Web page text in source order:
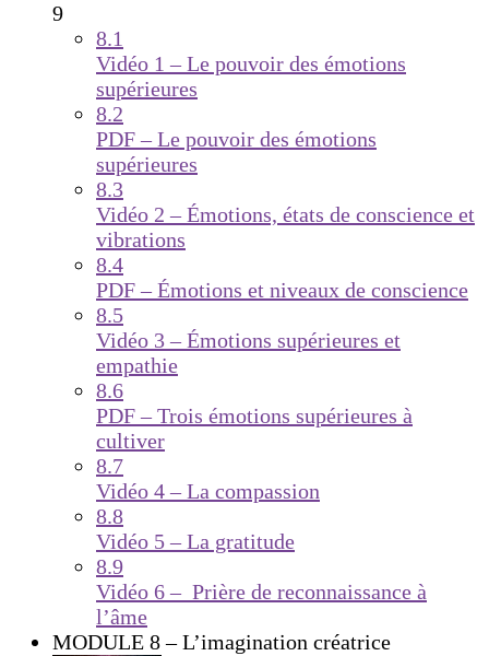
9
8.1
Vidéo 1 – Le pouvoir des émotions
supérieures
8.2
PDF – Le pouvoir des émotions
supérieures
8.3
Vidéo 2 – Émotions, états de conscience et
vibrations
8.4
PDF – Émotions et niveaux de conscience
8.5
Vidéo 3 – Émotions supérieures et
empathie
8.6
PDF – Trois émotions supérieures à
cultiver
8.7
Vidéo 4 – La compassion
8.8
Vidéo 5 – La gratitude
8.9
Vidéo 6 – Prière de reconnaissance à
l’âme
MODULE 8 – L’imagination créatrice